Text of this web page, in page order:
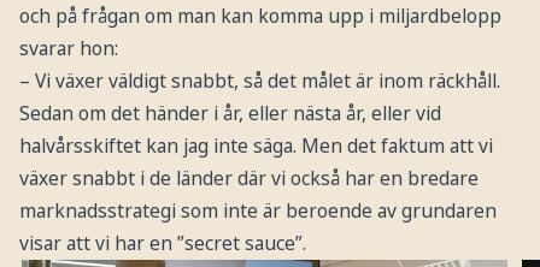
och på frågan om man kan komma upp i miljardbelopp
svarar hon:
– Vi växer väldigt snabbt, så det målet är inom räckhåll.
Sedan om det händer i år, eller nästa år, eller vid
halvårsskiftet kan jag inte säga. Men det faktum att vi
växer snabbt i de länder där vi också har en bredare
marknadsstrategi som inte är beroende av grundaren
visar att vi har en ”secret sauce”.